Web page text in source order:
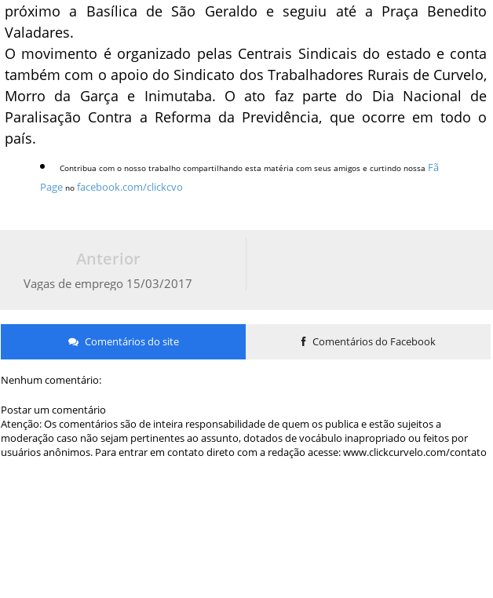
próximo a Basílica de São Geraldo e seguiu até a Praça Benedito
Valadares.
O movimento é organizado pelas Centrais Sindicais do estado e conta
também com o apoio do Sindicato dos Trabalhadores Rurais de Curvelo,
Morro da Garça e Inimutaba. O ato faz parte do Dia Nacional de
Paralisação Contra a Reforma da Previdência, que ocorre em todo o
país.
Contribua com o nosso trabalho compartilhando esta matéria com seus amigos e curtindo nossa Fã
Page nofacebook.com/clickcvo
Anterior
Vagas de emprego 15/03/2017
Comentários do site Comentários do Facebook
Nenhum comentário:
Postar um comentário
Atenção: Os comentários são de inteira responsabilidade de quem os publica e estão sujeitos a
moderação caso não sejam pertinentes ao assunto, dotados de vocábulo inapropriado ou feitos por
usuários anônimos. Para entrar em contato direto com a redação acesse: www.clickcurvelo.com/contato